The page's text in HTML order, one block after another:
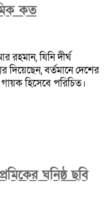
কত
রহমান, যিনি দীর্ঘ
দিয়েছেন, বর্তমানে দেশের
হিসেবে পরিচিত।
ঘনিষ্ঠ ছবি